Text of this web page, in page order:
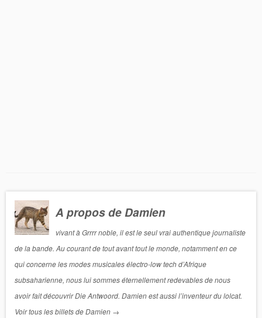
A propos de Damien
vivant à Grrrr noble, il est le seul vrai authentique journaliste
de la bande. Au courant de tout avant tout le monde, notamment en ce
qui concerne les modes musicales électro-low tech d’Afrique
subsaharienne, nous lui sommes éternellement redevables de nous
avoir fait découvrir Die Antwoord. Damien est aussi l’inventeur du lolcat.
Voir tous les billets de Damien →